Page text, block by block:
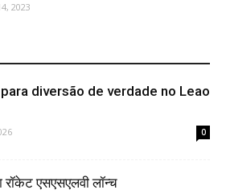
2023
diversão de verdade no Leao
0
रॉकेट एसएसएलवी लॉन्च